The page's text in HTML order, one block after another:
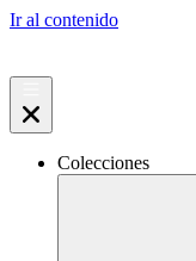
Ir al contenido
Colecciones